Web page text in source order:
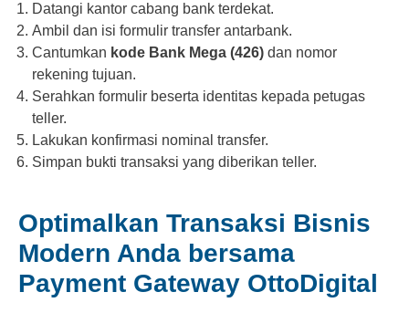
Datangi kantor cabang bank terdekat.
Ambil dan isi formulir transfer antarbank.
Cantumkan kode Bank Mega (426) dan nomor
rekening tujuan.
Serahkan formulir beserta identitas kepada petugas
teller.
Lakukan konfirmasi nominal transfer.
Simpan bukti transaksi yang diberikan teller.
Optimalkan Transaksi Bisnis
Modern Anda bersama
Payment Gateway OttoDigital